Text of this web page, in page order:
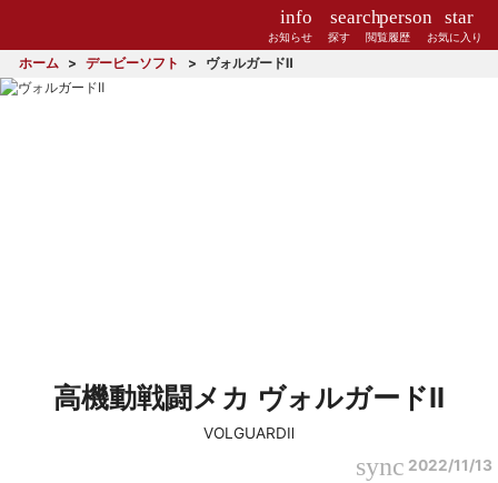
info
お知らせ
search
探す
person
閲覧履歴
star
お気に入り
ホーム デービーソフト ヴォルガードⅡ
高機動戦闘メカ ヴォルガードⅡ
VOLGUARDⅡ
sync 2022/11/13